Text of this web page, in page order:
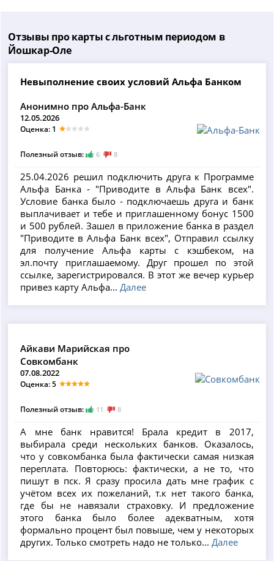
Отзывы про карты с льготным периодом в
Йошкар-Оле
Невыполнение своих условий Альфа Банком
Анонимно про Альфа-Банк
12.05.2026
Оценка: 1
Полезный отзыв: 6 8
25.04.2026 решил подключить друга к Программе
Альфа Банка - "Приводите в Альфа Банк всех".
Условие банка было - подключаешь друга и банк
выплачивает и тебе и приглашенному бонус 1500
и 500 рублей. Зашел в приложение банка в раздел
"Приводите в Альфа Банк всех", Отправил ссылку
для получение Альфа карты с кэшбеком, на
эл.почту приглашаемому. Друг прошел по этой
ссылке, зарегистрировался. В этот же вечер курьер
привез карту Альфа...Далее
Айкави Марийская про
Совкомбанк
07.08.2022
Оценка: 5
Полезный отзыв: 11 8
А мне банк нравится! Брала кредит в 2017,
выбирала среди нескольких банков. Оказалось,
что у совкомбанка была фактически самая низкая
переплата. Повторюсь: фактически, а не то, что
пишут в пск. Я сразу просила дать мне график с
учётом всех их пожеланий, т.к нет такого банка,
где бы не навязали страховку. И предложение
этого банка было более адекватным, хотя
формально процент был повыше, чем у некоторых
других. Только смотреть надо не только...Далее